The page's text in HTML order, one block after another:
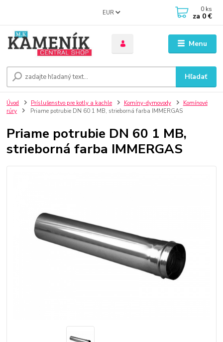
Menu
EUR
Hľadať
0 ks
za 0 €
Úvod Príslušenstvo pre kotly a kachle Komíny-dymovody
Komínové
rúry
Priame potrubie DN 60 1 MB, strieborná farba IMMERGAS
Priame potrubie DN 60 1 MB,
strieborná farba IMMERGAS